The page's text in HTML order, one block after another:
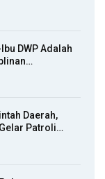
DWP Adalah
Daerah,
Patroli…